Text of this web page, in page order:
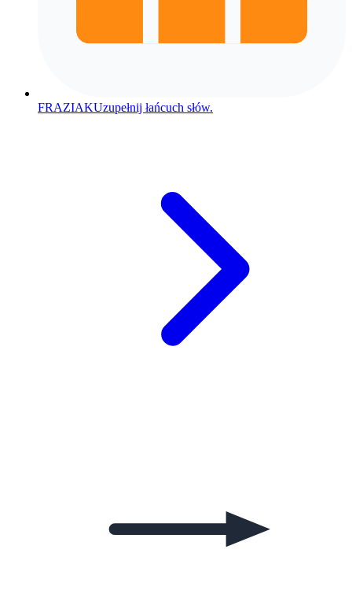
FRAZIAKUzupełnij łańcuch słów.